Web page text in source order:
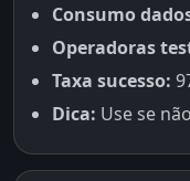
Consumo
Operadoras
Taxa sucesso:
Dica: Use se